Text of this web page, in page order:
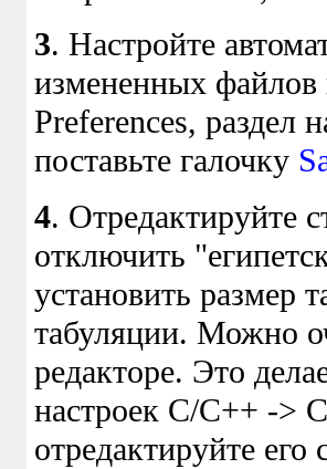
3. Настройте
измененных файлов
Preferences, раздел
поставьте галочку
4. Отредактируйте
отключить
установить размер
табуляции. Можно
редакторе. Это
настроек C/C++ ->
отредактируйте его